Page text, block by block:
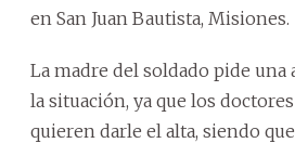
en San Juan Bautista, Misiones.
La madre del soldado pide una
la situación, ya que los
quieren darle el alta, siendo